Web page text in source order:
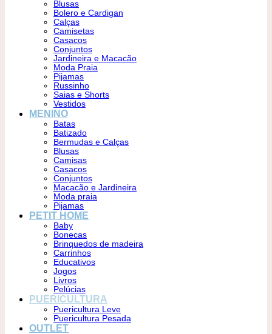
Blusas
Bolero e Cardigan
Calças
Camisetas
Casacos
Conjuntos
Jardineira e Macacão
Moda Praia
Pijamas
Russinho
Saias e Shorts
Vestidos
MENINO
Batas
Batizado
Bermudas e Calças
Blusas
Camisas
Casacos
Conjuntos
Macacão e Jardineira
Moda praia
Pijamas
PETIT HOME
Baby
Bonecas
Brinquedos de madeira
Carrinhos
Educativos
Jogos
Livros
Pelúcias
PUERICULTURA
Puericultura Leve
Puericultura Pesada
OUTLET